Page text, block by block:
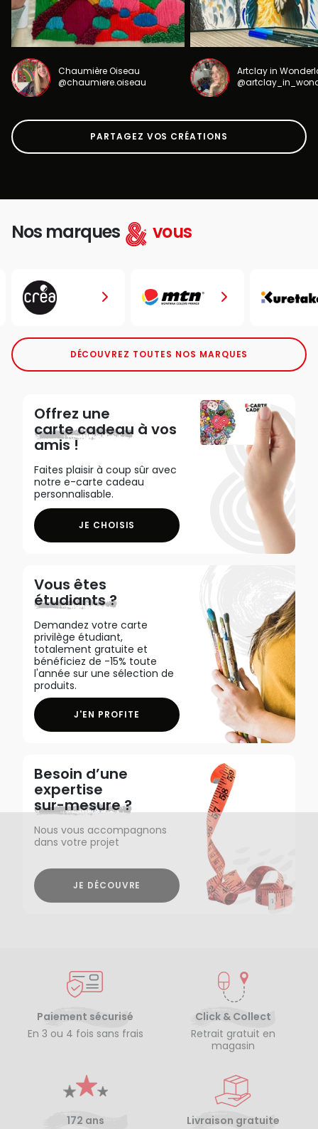
Chaumière Oiseau
@chaumiere.oiseau
Artclay in
PARTAGEZ VOS CRÉATIONS
Nos marques vous
DÉCOUVREZ TOUTES NOS MARQUES
Offrez une
carte cadeau à vos
amis !
Faites plaisir à coup sûr avec
notre e-carte cadeau
personnalisable.
JE CHOISIS
Vous êtes
étudiants ?
Demandez votre carte
privilège étudiant,
totalement gratuite et
bénéficiez de -15% toute
l'année sur une sélection de
produits.
J'EN PROFITE
Besoin d’une
expertise
sur-mesure ?
Nous vous accompagnons
dans votre projet
JE DÉCOUVRE
Paiement sécurisé
En 3 ou 4 fois sans frais
Click & Collect
Retrait gratuit en
magasin
172 ans
Livraison gratuite